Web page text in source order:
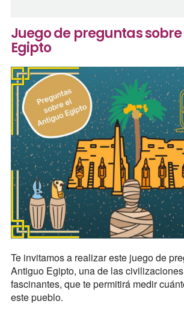
Juego de preguntas
Egipto
Te invitamos a realizar este juego de
Antiguo Egipto, una de las
fascinantes, que te permitirá medir
este pueblo.